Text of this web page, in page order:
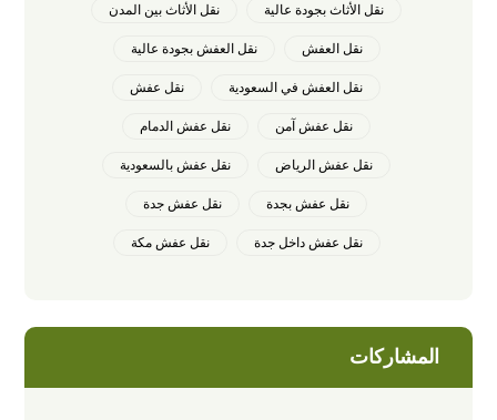
نقل الأثاث بجودة عالية نقل الأثاث بين المدن
نقل العفش نقل العفش بجودة عالية
نقل العفش في السعودية نقل عفش
نقل عفش آمن نقل عفش الدمام
نقل عفش الرياض نقل عفش بالسعودية
نقل عفش بجدة نقل عفش جدة
نقل عفش داخل جدة نقل عفش مكة
المشاركات